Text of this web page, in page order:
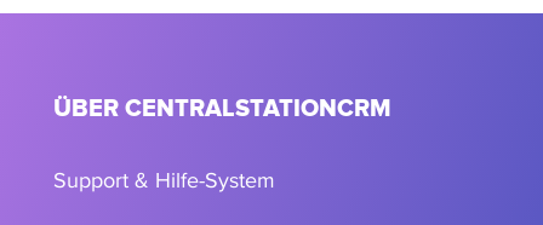
ÜBER CENTRALSTATIONCRM
Support & Hilfe-System